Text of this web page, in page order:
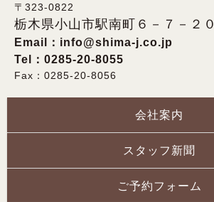
〒323-0822
栃木県小山市駅南町６－７－２０
Email： info@shima-j.co.jp
Tel：0285-20-8055
Fax：0285-20-8056
会社案内
スタッフ新聞
ご予約フォーム